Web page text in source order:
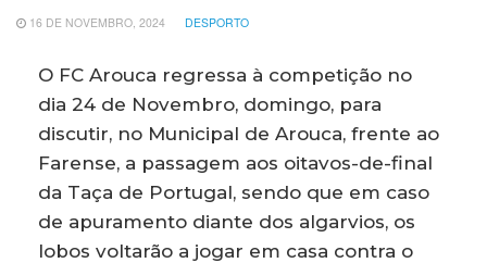
16 DE NOVEMBRO, 2024 DESPORTO
O FC Arouca regressa à competição no
dia 24 de Novembro, domingo, para
discutir, no Municipal de Arouca, frente ao
Farense, a passagem aos oitavos-de-final
da Taça de Portugal, sendo que em caso
de apuramento diante dos algarvios, os
lobos voltarão a jogar em casa contra o